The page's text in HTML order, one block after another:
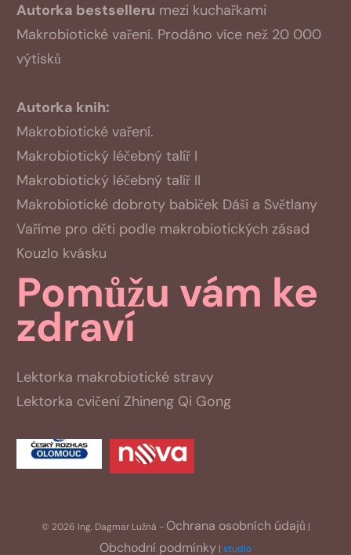
Autorka bestselleru mezi kuchařkami
Makrobiotické vaření. Prodáno více než 20 000
výtisků
Autorka knih:
Makrobiotické vaření.
Makrobiotický léčebný talíř I
Makrobiotický léčebný talíř II
Makrobiotické dobroty babiček Dáši a Světlany
Vaříme pro děti podle makrobiotických zásad
Kouzlo kvásku
Pomůžu vám ke
zdraví
Lektorka makrobiotické stravy
Lektorka cvičení Zhineng Qi Gong
© 2026 Ing. Dagmar Lužná - Ochrana osobních údajů|
Obchodní podmínky | studio